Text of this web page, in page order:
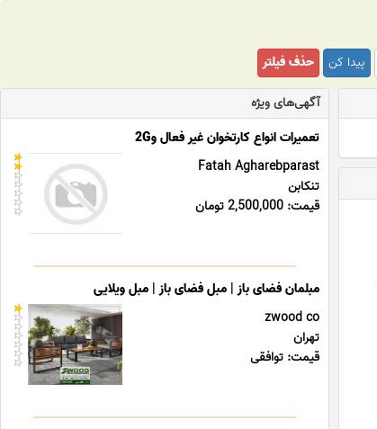
پیدا کن
حذف فیلتر
آگهی‌های ویژه
تعمیرات انواع کارتخوان غیر فعال و2G
Fatah Agharebparast
تنکابن
قیمت: 2,500,000 تومان
مبلمان فضای باز | مبل فضای باز | مبل ویلایی
zwood co
تهران
قیمت: توافقی